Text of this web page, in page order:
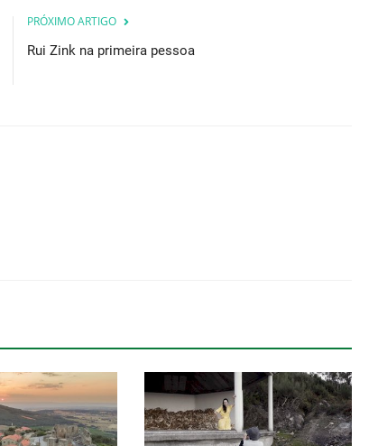
PRÓXIMO ARTIGO
Rui Zink na primeira pessoa